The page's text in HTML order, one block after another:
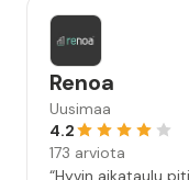
Renoa
Uusimaa
4.2
173 arviota
“Hyvin aikataulu